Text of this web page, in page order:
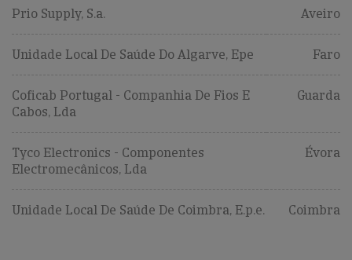
Prio Supply, S.a. Aveiro
Unidade Local De Saúde Do Algarve, Epe Faro
Coficab Portugal - Companhia De Fios E
Cabos, Lda
Guarda
Tyco Electronics - Componentes
Electromecânicos, Lda
Évora
Unidade Local De Saúde De Coimbra, E.p.e. Coimbra